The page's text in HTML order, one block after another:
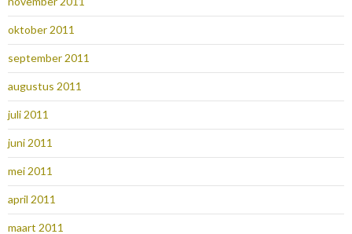
oktober 2011
september 2011
augustus 2011
juli 2011
juni 2011
mei 2011
april 2011
maart 2011